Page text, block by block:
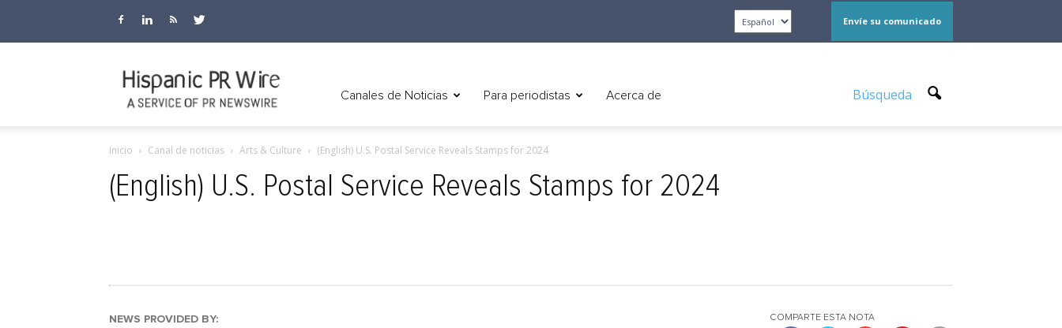
Envíe su comunicado
Canales de Noticias Para periodistas Acerca de Búsqueda
Inicio Canal de noticias Arts & Culture (English) U.S. Postal Service Reveals Stamps for 2024
(English) U.S. Postal Service Reveals Stamps for 2024
NEWS PROVIDED BY: COMPARTE ESTA NOTA